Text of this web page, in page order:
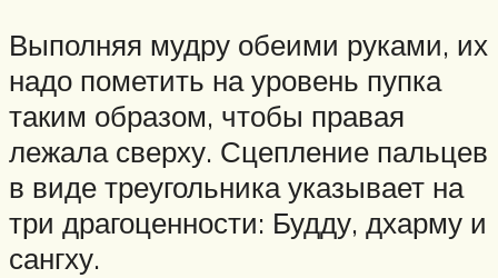
Выполняя мудру обеими руками, их
надо пометить на уровень пупка
таким образом, чтобы правая
лежала сверху. Сцепление пальцев
в виде треугольника указывает на
три драгоценности: Будду, дхарму и
сангху.